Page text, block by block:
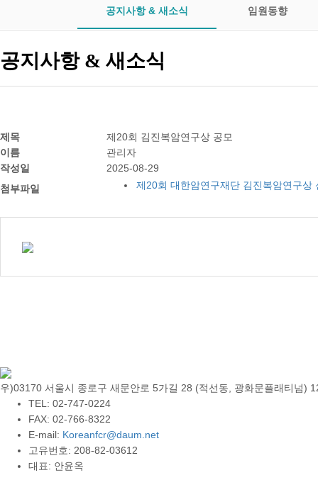
공지사항 & 새소식 임원동향
공지사항 & 새소식
제목
제20회 김진복암연구상 공모
이름
관리자
작성일
2025-08-29
첨부파일
제20회 대한암연구재단 김진복암연구상
우)03170 서울시 종로구 새문안로 5가길 28 (적선동, 광화문플래티넘)
TEL: 02-747-0224
FAX: 02-766-8322
E-mail: Koreanfcr@daum.net
고유번호: 208-82-03612
대표: 안윤옥